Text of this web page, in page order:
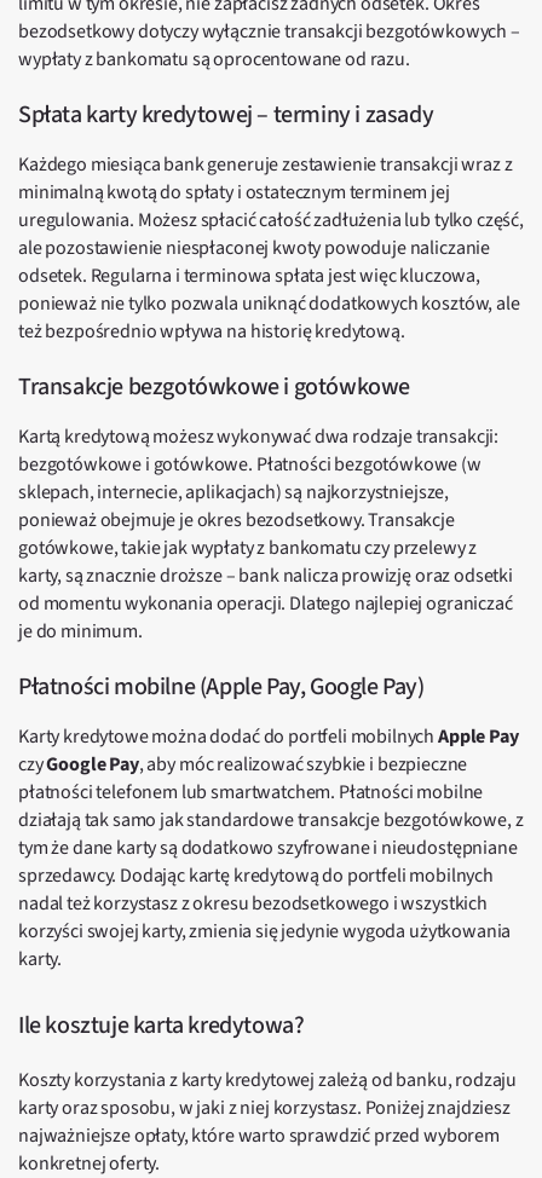
bezodsetkowy dotyczy wyłącznie transakcji bezgotówkowych –
wypłaty z bankomatu są oprocentowane od razu.
Spłata karty kredytowej – terminy i zasady
Każdego miesiąca bank generuje zestawienie transakcji wraz z
minimalną kwotą do spłaty i ostatecznym terminem jej
uregulowania. Możesz spłacić całość zadłużenia lub tylko część,
ale pozostawienie niespłaconej kwoty powoduje naliczanie
odsetek. Regularna i terminowa spłata jest więc kluczowa,
ponieważ nie tylko pozwala uniknąć dodatkowych kosztów, ale
też bezpośrednio wpływa na historię kredytową.
Transakcje bezgotówkowe i gotówkowe
Kartą kredytową możesz wykonywać dwa rodzaje transakcji:
bezgotówkowe i gotówkowe. Płatności bezgotówkowe (w
sklepach, internecie, aplikacjach) są najkorzystniejsze,
ponieważ obejmuje je okres bezodsetkowy. Transakcje
gotówkowe, takie jak wypłaty z bankomatu czy przelewy z
karty, są znacznie droższe – bank nalicza prowizję oraz odsetki
od momentu wykonania operacji. Dlatego najlepiej ograniczać
je do minimum.
Płatności mobilne (Apple Pay, Google Pay)
Karty kredytowe można dodać do portfeli mobilnychApple Pay
czyGoogle Pay, aby móc realizować szybkie i bezpieczne
płatności telefonem lub smartwatchem. Płatności mobilne
działają tak samo jak standardowe transakcje bezgotówkowe, z
tym że dane karty są dodatkowo szyfrowane i nieudostępniane
sprzedawcy. Dodając kartę kredytową do portfeli mobilnych
nadal też korzystasz z okresu bezodsetkowego i wszystkich
korzyści swojej karty, zmienia się jedynie wygoda użytkowania
karty.
Ile kosztuje karta kredytowa?
Koszty korzystania z karty kredytowej zależą od banku, rodzaju
karty oraz sposobu, w jaki z niej korzystasz. Poniżej znajdziesz
najważniejsze opłaty, które warto sprawdzić przed wyborem
konkretnej oferty.